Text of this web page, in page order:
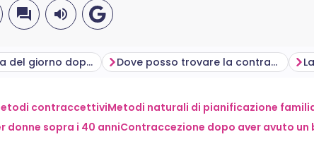
via email
English 🇩🇪 Deutsch
Cos'è la pillola del giorno dopo? Dove posso trovare la contraccezione d'emergenza?
contraccettiviMetodi naturali di pianificazione
donne sopra i 40 anniContraccezione dopo aver avuto un